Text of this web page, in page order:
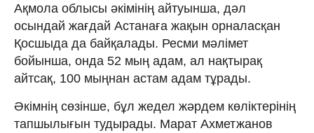
Ақмола облысы әкімінің айтуынша, дәл
осындай жағдай Астанаға жақын орналасқан
Қосшыда да байқалады. Ресми мәлімет
бойынша, онда 52 мың адам, ал нақтырақ
айтсақ, 100 мыңнан астам адам тұрады.
Әкімнің сөзінше, бұл жедел жәрдем көліктерінің
тапшылығын тудырады. Марат Ахметжанов